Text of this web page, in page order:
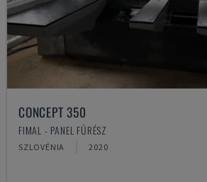
CONCEPT 350
FIMAL - PANEL FŰRÉSZ
SZLOVÉNIA 2020